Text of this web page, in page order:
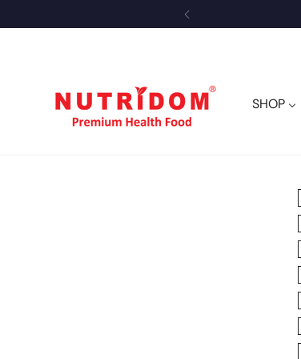
SHOP